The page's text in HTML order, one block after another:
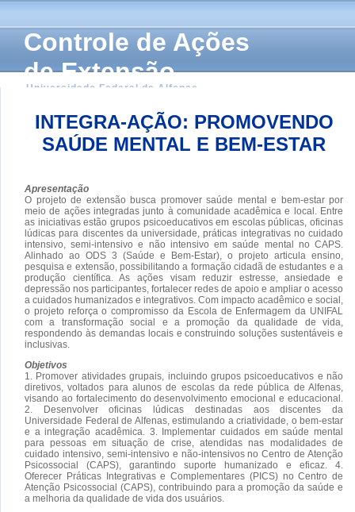
Controle de Ações
de Extensão
Universidade Federal de Alfenas
INTEGRA-AÇÃO: PROMOVENDO
SAÚDE MENTAL E BEM-ESTAR
Apresentação
O projeto de extensão busca promover saúde mental e bem-estar por
meio de ações integradas junto à comunidade acadêmica e local. Entre
as iniciativas estão grupos psicoeducativos em escolas públicas, oficinas
lúdicas para discentes da universidade, práticas integrativas no cuidado
intensivo, semi-intensivo e não intensivo em saúde mental no CAPS.
Alinhado ao ODS 3 (Saúde e Bem-Estar), o projeto articula ensino,
pesquisa e extensão, possibilitando a formação cidadã de estudantes e a
produção científica. As ações visam reduzir estresse, ansiedade e
depressão nos participantes, fortalecer redes de apoio e ampliar o acesso
a cuidados humanizados e integrativos. Com impacto acadêmico e social,
o projeto reforça o compromisso da Escola de Enfermagem da UNIFAL
com a transformação social e a promoção da qualidade de vida,
respondendo às demandas locais e construindo soluções sustentáveis e
inclusivas.
Objetivos
1. Promover atividades grupais, incluindo grupos psicoeducativos e não
diretivos, voltados para alunos de escolas da rede pública de Alfenas,
visando ao fortalecimento do desenvolvimento emocional e educacional.
2. Desenvolver oficinas lúdicas destinadas aos discentes da
Universidade Federal de Alfenas, estimulando a criatividade, o bem-estar
e a integração acadêmica. 3. Implementar cuidados em saúde mental
para pessoas em situação de crise, atendidas nas modalidades de
cuidado intensivo, semi-intensivo e não-intensivos no Centro de Atenção
Psicossocial (CAPS), garantindo suporte humanizado e eficaz. 4.
Oferecer Práticas Integrativas e Complementares (PICS) no Centro de
Atenção Psicossocial (CAPS), contribuindo para a promoção da saúde e
a melhoria da qualidade de vida dos usuários.